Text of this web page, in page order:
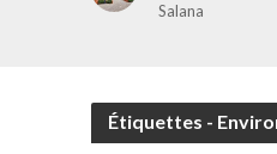
Salana
Étiquettes -